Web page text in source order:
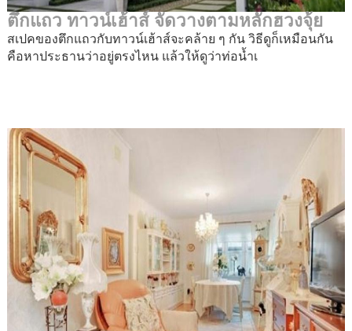
ตึกแถว ทาวน์เฮ้าส์ จัดวางตามหลักฮวงจุ้ย
สเปคของตึกแถวกับทาวน์เฮ้าส์จะคล้าย ๆ กัน วิธีดูก็เหมือนกัน
คือหาประธานว่าอยู่ตรงไหน แล้วให้ดูว่าท่อน้ำเ